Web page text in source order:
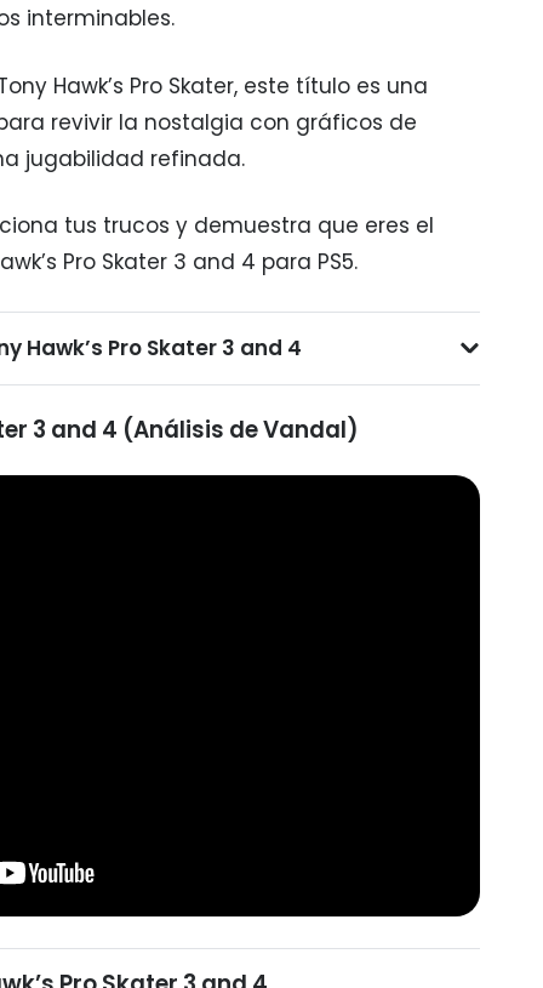
interminables.
Hawk’s Pro Skater, este título es una
revivir la nostalgia con gráficos de
jugabilidad refinada.
tus trucos y demuestra que eres el
Pro Skater 3 and 4 para PS5.
Hawk’s Pro Skater 3 and 4
3 and 4 (Análisis de Vandal)